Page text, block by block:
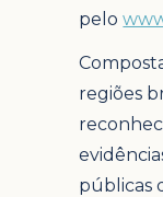
pelo
regiões
públicas